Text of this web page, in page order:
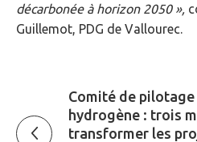
décarbonée à horizon 2050 »,
Guillemot, PDG de Vallourec.
Comité de
hydrogène : trois
transformer les